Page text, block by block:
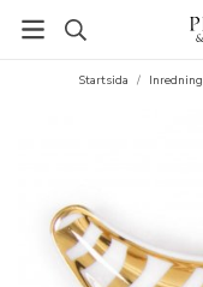
Startsida / Inredning